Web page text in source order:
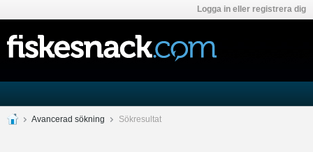
Logga in eller registrera dig
Avancerad sökning Sökresultat